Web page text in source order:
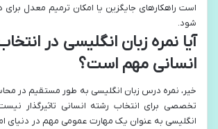
است راهکارهای جایگزین یا امکان ترمیم معدل برای
شود.
آیا نمره زبان انگلیسی در
انسانی مهم است؟
خیر، نمره درس زبان انگلیسی به طور مستقیم در
تخصصی برای انتخاب رشته انسانی تاثیرگذار
انگلیسی به عنوان یک مهارت عمومی مهم در دنیای